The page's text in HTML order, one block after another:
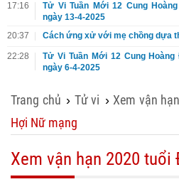
17:16
Tử Vi Tuần Mới 12 Cung
ngày 13-4-2025
20:37
Cách ứng xử với mẹ chồng dựa
22:28
Tử Vi Tuần Mới 12 Cung
ngày 6-4-2025
Trang chủ › Tử vi › Xem vận hạn
Hợi Nữ mạng
Xem vận hạn 2020